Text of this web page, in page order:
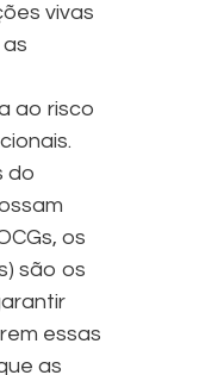
vivas
ao risco
do
os
são os
essas
as